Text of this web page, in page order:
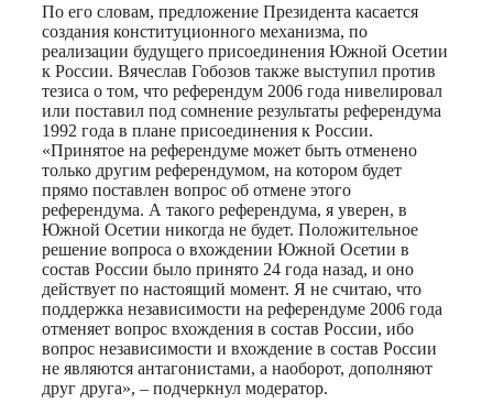
По его словам, предложение Президента касается
создания конституционного механизма, по
реализации будущего присоединения Южной Осетии
к России. Вячеслав Гобозов также выступил против
тезиса о том, что референдум 2006 года нивелировал
или поставил под сомнение результаты референдума
1992 года в плане присоединения к России.
«Принятое на референдуме может быть отменено
только другим референдумом, на котором будет
прямо поставлен вопрос об отмене этого
референдума. А такого референдума, я уверен, в
Южной Осетии никогда не будет. Положительное
решение вопроса о вхождении Южной Осетии в
состав России было принято 24 года назад, и оно
действует по настоящий момент. Я не считаю, что
поддержка независимости на референдуме 2006 года
отменяет вопрос вхождения в состав России, ибо
вопрос независимости и вхождение в состав России
не являются антагонистами, а наоборот, дополняют
друг друга», – подчеркнул модератор.